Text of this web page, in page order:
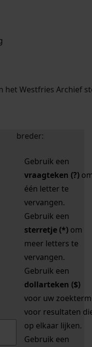
zoektips.
zoektips.
het Westfries Archief
uw zoekopdracht te
breder:
Gebruik een
vraagteken (?)
één letter te
vervangen.
Gebruik een
sterretje (*) om
meer letters te
vervangen.
Gebruik een
dollarteken ($)
voor uw zoekterm
voor resultaten
op elkaar lijken.
Gebruik een